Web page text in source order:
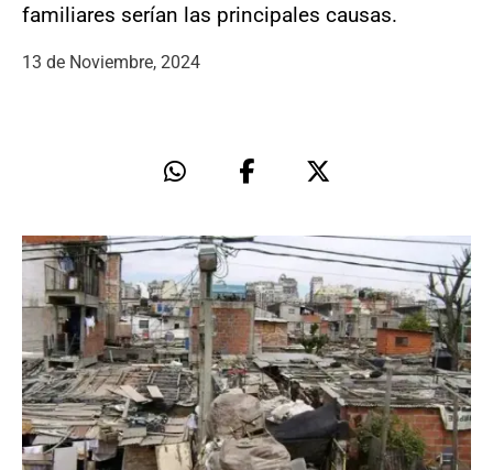
familiares serían las principales causas.
13 de Noviembre, 2024